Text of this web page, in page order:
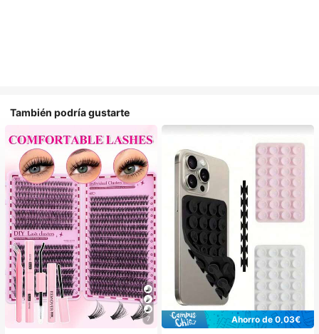
También podría gustarte
7
Ahorro de 0,03€